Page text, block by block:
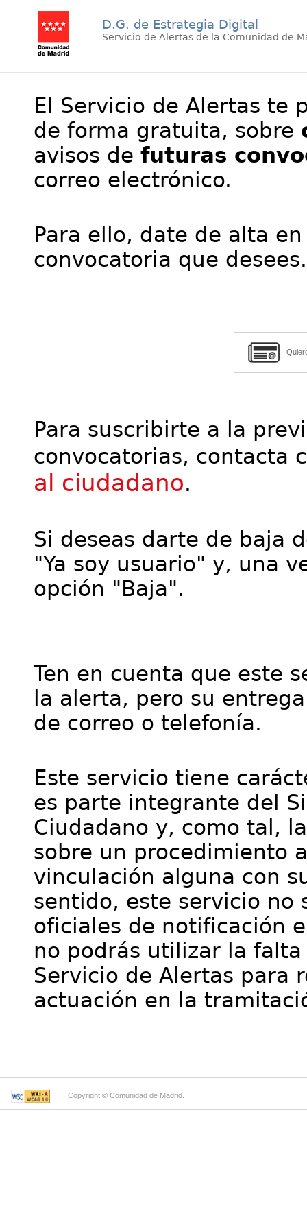
D.G. de Estrategia Digital
Servicio de Alertas de la Comunidad de
El Servicio de Alertas te
de forma gratuita, sobre
avisos de futuras
correo electrónico.
Para ello, date de alta
convocatoria que desees.
Para suscribirte a la
convocatorias, contacta
al ciudadano.
Si deseas darte de baja
"Ya soy usuario" y, una
opción "Baja".
Ten en cuenta que este
la alerta, pero su
de correo o telefonía.
Este servicio tiene
es parte integrante del
Ciudadano y, como tal,
sobre un procedimiento
vinculación alguna con
sentido, este servicio no
oficiales de notificación
no podrás utilizar la
Servicio de Alertas para
actuación en la
Copyright © Comunidad de Madrid.